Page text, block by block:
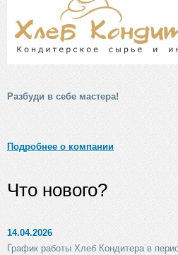
Разбуди в себе мастера!
Подробнее о компании
Что нового?
14.04.2026
График работы Хлеб Кондитера в